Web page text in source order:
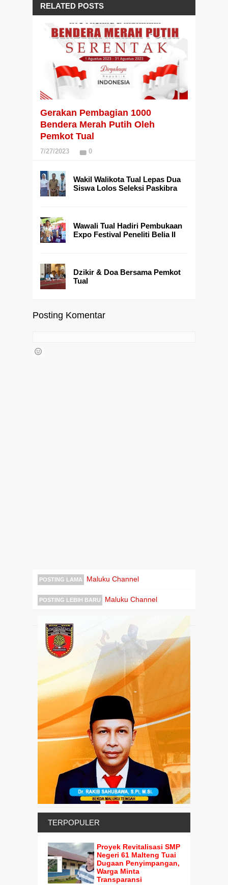
RELATED POSTS
Gerakan Pembagian 1000
Bendera Merah Putih Oleh
Pemkot Tual
7/27/2023 0
Wakil Walikota Tual Lepas Dua
Siswa Lolos Seleksi Paskibra
Wawali Tual Hadiri Pembukaan
Expo Festival Peneliti Belia II
Dzikir & Doa Bersama Pemkot
Tual
Posting Komentar
POSTING LAMA Maluku Channel
POSTING LEBIH BARU Maluku Channel
TERPOPULER
Proyek Revitalisasi SMP
Negeri 61 Malteng Tuai
Dugaan Penyimpangan,
Warga Minta
Transparansi